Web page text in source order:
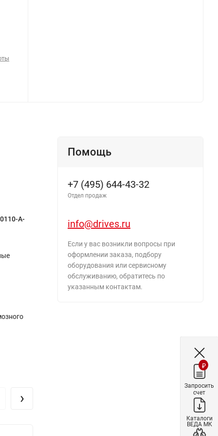
A-
›
Помощь
+7 (495) 644-43-32
Отдел продаж
info@drives.ru
Если у вас возникли вопросы при
оформлении заказа, подбору
оборудования или сервисному
обслуживанию, обратитесь по
указанным контактам.
₽
Запросить
счет
Каталоги
ВЕДА МК